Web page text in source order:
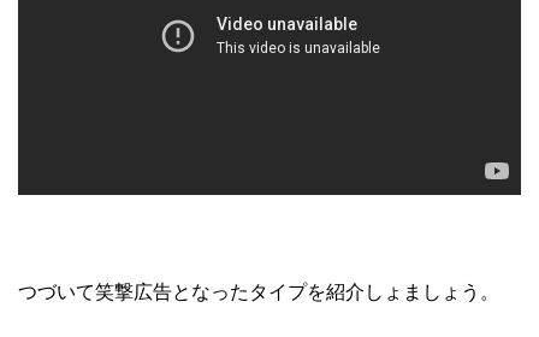
つづいて笑撃広告となったタイプを紹介しょましょう。